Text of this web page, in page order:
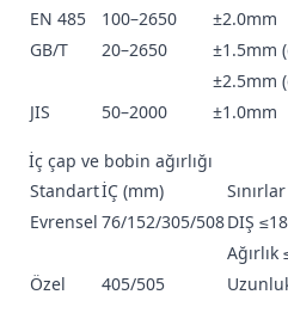
EN 485
100–2650
±2.0mm
GB/T
20–2650
±1.5mm
±2.5mm
JIS
50–2000 ±1.0mm
İç çap ve bobin ağırlığı
StandartİÇ (mm)
Sınırlar
Evrensel 76/152/305/508DIŞ
Ağırlık
Özel
405/505